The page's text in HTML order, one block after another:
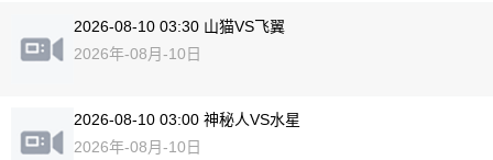
2026-08-10 03:30 山猫VS飞翼
2026年-08月-10日
2026-08-10 03:00 神秘人VS水星
2026年-08月-10日